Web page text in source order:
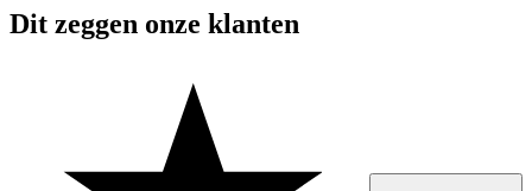
Dit zeggen onze klanten